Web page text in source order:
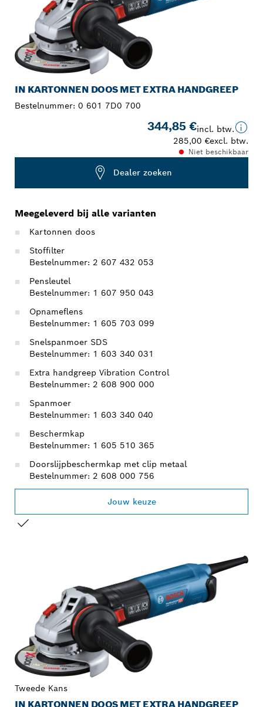
IN KARTONNEN DOOS MET EXTRA HANDGREEP
Bestelnummer: 0 601 7D0 700
344,85 €incl. btw.
285,00 €excl. btw.
Niet beschikbaar
Dealer zoeken
Meegeleverd bij alle varianten
Kartonnen doos
Stoffilter
Bestelnummer: 2 607 432 053
Pensleutel
Bestelnummer: 1 607 950 043
Opnameflens
Bestelnummer: 1 605 703 099
Snelspanmoer SDS
Bestelnummer: 1 603 340 031
Extra handgreep Vibration Control
Bestelnummer: 2 608 900 000
Spanmoer
Bestelnummer: 1 603 340 040
Beschermkap
Bestelnummer: 1 605 510 365
Doorslijpbeschermkap met clip metaal
Bestelnummer: 2 608 000 756
Jouw keuze
Tweede Kans
IN KARTONNEN DOOS MET EXTRA HANDGREEP